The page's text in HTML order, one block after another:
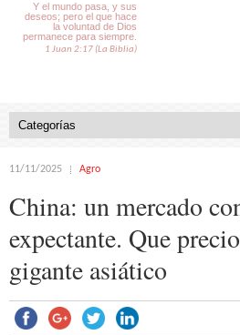
Y el mundo pasa, y sus
deseos; pero el que hace
la voluntad de Dios
permanece para siempre.
1 Juan 2:17 (La Biblia)
11/11/2025 Agro
China: un mercado
expectante. Que
gigante asiático